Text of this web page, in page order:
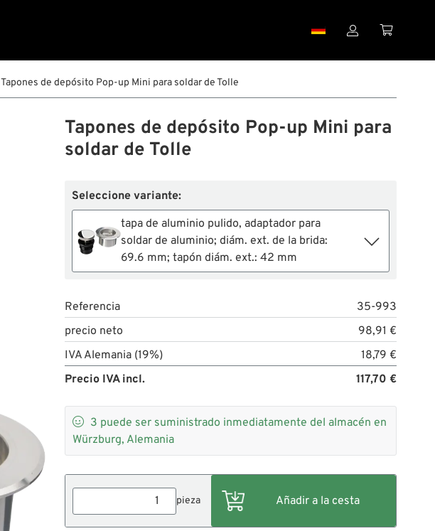
 
Tapones de depósito Pop-up Mini para soldar de Tolle
Tapones de depósito Pop-up Mini para
soldar de Tolle
Seleccione variante:
tapa de aluminio pulido, adaptador para
soldar de aluminio; diám. ext. de la brida:
69.6 mm; tapón diám. ext.: 42 mm
Referencia
35-993
precio neto
98,91 €
IVA Alemania (19%)
18,79 €
Precio IVA incl.
117,70 €
 3 puede ser suministrado inmediatamente del almacén en
Würzburg, Alemania
pieza